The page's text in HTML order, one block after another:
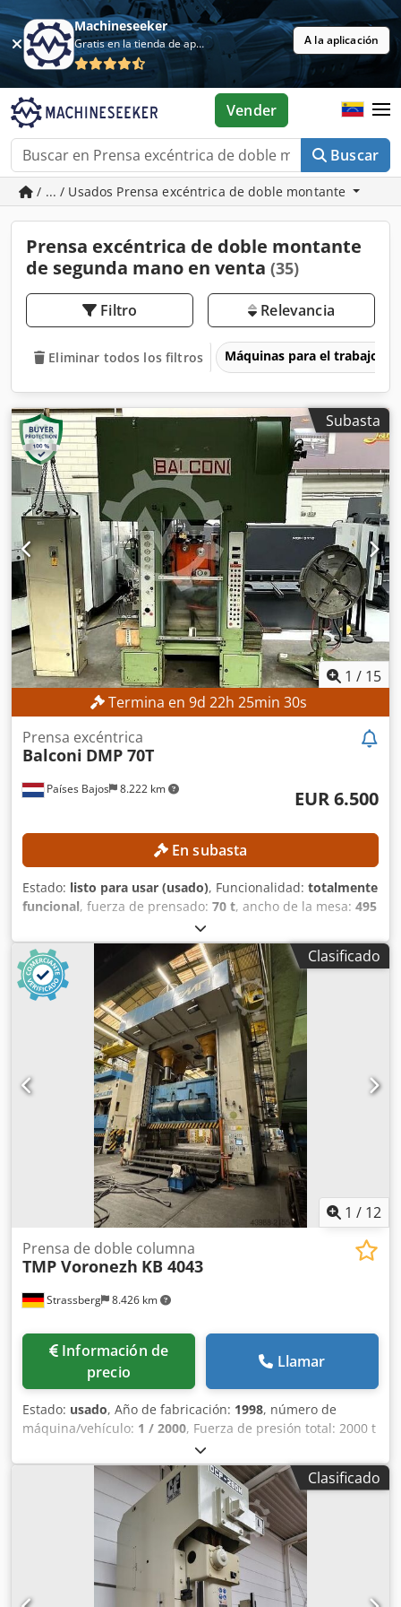
Machineseeker
Gratis en la tienda de aplicaciones A la aplicación
Buscar
Vender
/ ... / Usados Prensa excéntrica de doble montante
Prensa excéntrica de doble montante
de segunda mano en venta (35)
Filtro Relevancia
Eliminar todos los filtros Máquinas para el trabajo
Subasta
1 / 15
Termina en 9d 22h 25min 28s
Países Bajos 8.222 km
Prensa excéntrica
Balconi DMP 70T
EUR 6.500
En subasta
Estado: listo para usar (usado), Funcionalidad: totalmente
funcional, fuerza de prensado: 70 t, ancho de la mesa: 495
650 mm
Fuerza de prensado: 70 t Carrera, mín.: 10 mm Carrera,
máx.: 90 mm Longitud de la mesa: 650 mm Ancho de la
mesa: 495 mm Ancho del soporte: 400 mm DETALLES DE LA
MÁQUINA Sistema de control: CNC Dimensiones y peso
Dimensiones (largo x ancho x alto): 2.650 x 1.600 x 3.350
mm Peso en vacío: 9.000 kg Paquetes de transporte: 4
unidades Dodpfxozrmm Sj Albekr EQUIPAMIENTO
Documentación
Clasificado
1 / 12
Strassberg 8.426 km
Prensa de doble columna
TMP Voronezh KB 4043
Información de
precio
Llamar
Estado: usado, Año de fabricación: 1998, número de
máquina/vehículo: 1 / 2000, Fuerza de presión total: 2000 t
Carrera del pistón: 900 mm Ajuste del pistón: 800 mm
Altura de instalación (carrera inferior, ajuste superior):
1800 mm Distancia entre los soportes L-D: 5040 mm
Distancia entre las bandejas de recogida de aceite: 4840
mm Pasillo lateral: 2600 x 2400 mm Superficie de sujeción
de la mesa: aproximadamente 5000 x 2700 mm Superficie
de sujeción del pistón: aproximadamente 5000 x 2700 mm
Fuerza del cojín de extracción en la mesa: 400 t Carrera del
cojín de extracción: 350 mm Superficie del cojín de
Clasificado